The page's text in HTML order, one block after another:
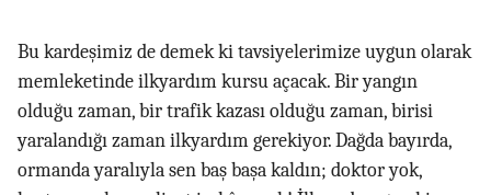
Bu kardeşimiz de demek ki tavsiyelerimize uygun olarak
memleketinde ilkyardım kursu açacak. Bir yangın
olduğu zaman, bir trafik kazası olduğu zaman, birisi
yaralandığı zaman ilkyardım gerekiyor. Dağda bayırda,
ormanda yaralıyla sen baş başa kaldın; doktor yok,